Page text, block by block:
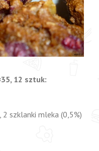
12 sztuk:
szklanki mleka (0,5%)